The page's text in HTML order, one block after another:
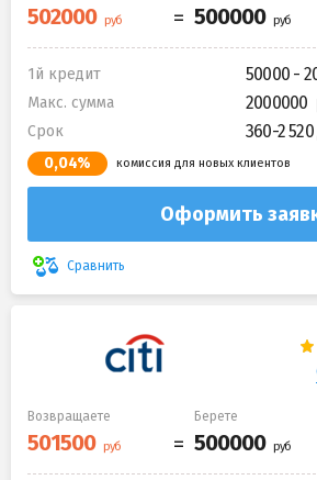
1й кредит 50000 -
Макс. сумма 2000000
Срок 360-2
0,04% комиссия для новых клиентов
Оформить
Сравнить
Возвращаете Берете